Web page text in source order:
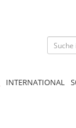
INTERNATIONAL